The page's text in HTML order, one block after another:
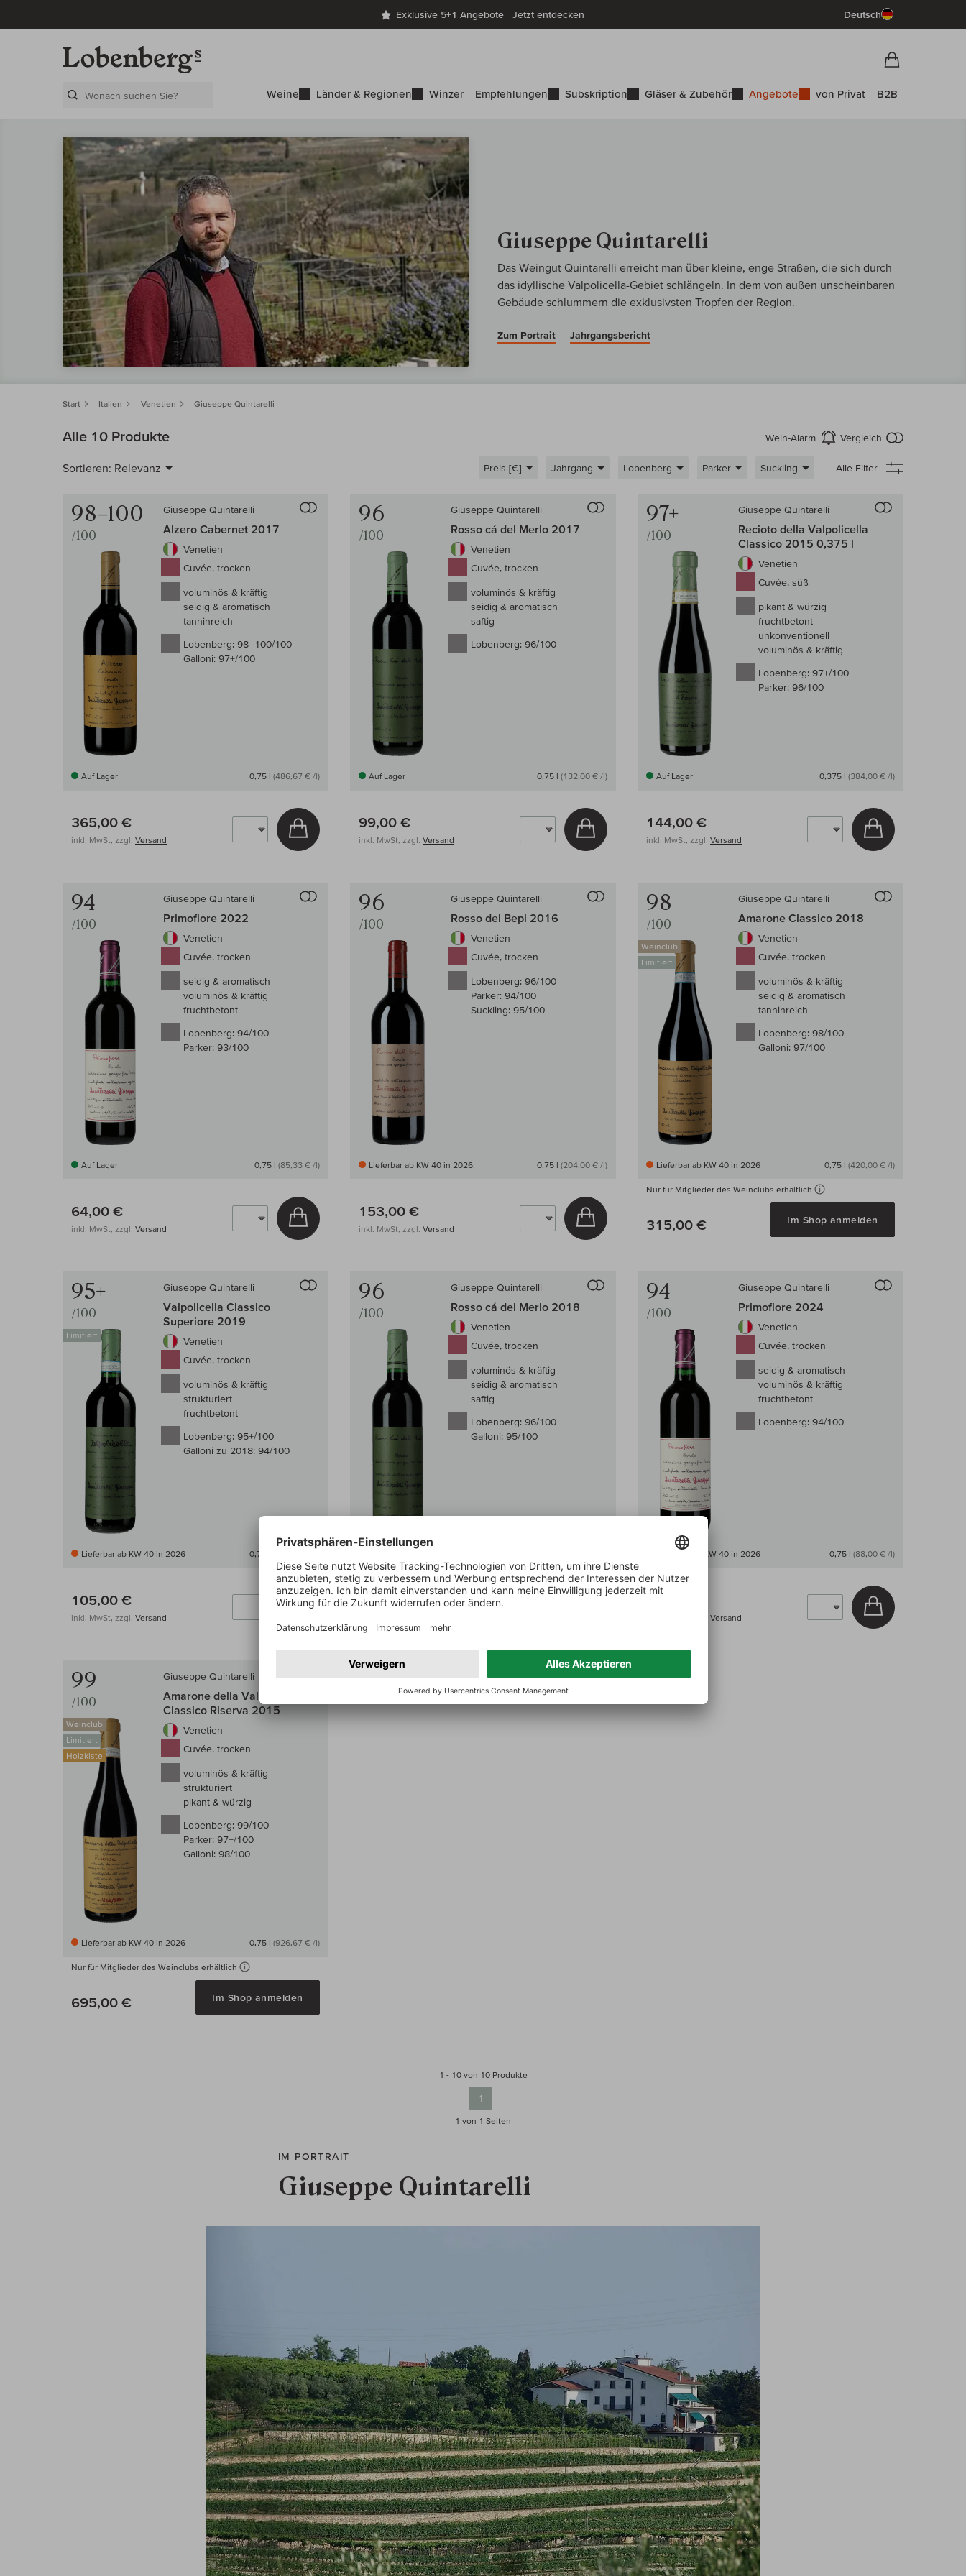
Exklusive 5+1 Angebote Jetzt entdecken Deutsch
Weine Länder & Regionen Winzer Empfehlungen Subskription Gläser & Zubehör Angebote von Privat B2B
Giuseppe Quintarelli
Das Weingut Quintarelli erreicht man über kleine, enge Straßen, die sich durch
das idyllische Valpolicella-Gebiet schlängeln. In dem von außen unscheinbaren
Gebäude schlummern die exklusivsten Tropfen der Region.
Zum Portrait Jahrgangsbericht
Start Italien Venetien Giuseppe Quintarelli
Alle 10 Produkte Wein-Alarm
aktivieren Vergleich
Sortieren: Relevanz Preis [€] Jahrgang Lobenberg Parker Suckling Alle Filter
98–100
/100
Giuseppe Quintarelli
Alzero Cabernet 2017
Venetien
Cuvée, trocken
voluminös & kräftig
seidig & aromatisch
tanninreich
Lobenberg: 98–100/100
Galloni: 97+/100
Auf Lager 0,75 l (486,67 € /l)
365,00 €
inkl. MwSt, zzgl. Versand
In den Warenkorb
96
/100
Giuseppe Quintarelli
Rosso cá del Merlo 2017
Venetien
Cuvée, trocken
voluminös & kräftig
seidig & aromatisch
saftig
Lobenberg: 96/100
Auf Lager 0,75 l (132,00 € /l)
99,00 €
inkl. MwSt, zzgl. Versand
In den Warenkorb
97+
/100
Giuseppe Quintarelli
Recioto della Valpolicella
Classico 2015 0,375 l
Venetien
Cuvée, süß
pikant & würzig
fruchtbetont
unkonventionell
voluminös & kräftig
Lobenberg: 97+/100
Parker: 96/100
Auf Lager 0,375 l (384,00 € /l)
144,00 €
inkl. MwSt, zzgl. Versand
In den
94
/100
Giuseppe Quintarelli
Primofiore 2022
Venetien
Cuvée, trocken
seidig & aromatisch
voluminös & kräftig
fruchtbetont
Lobenberg: 94/100
Parker: 93/100
Auf Lager 0,75 l (85,33 € /l)
64,00 €
inkl. MwSt, zzgl. Versand
In den Warenkorb
96
/100
Giuseppe Quintarelli
Rosso del Bepi 2016
Venetien
Cuvée, trocken
Lobenberg: 96/100
Parker: 94/100
Suckling: 95/100
Lieferbar ab KW 40 in 2026. 0,75 l (204,00 € /l)
153,00 €
inkl. MwSt, zzgl. Versand
In den Warenkorb
98
/100
Weinclub
Limitiert
Giuseppe Quintarelli
Amarone Classico 2018
Venetien
Cuvée, trocken
voluminös & kräftig
seidig & aromatisch
tanninreich
Lobenberg: 98/100
Galloni: 97/100
Lieferbar ab KW 40 in 2026 0,75 l (420,00 € /l)
Nur für Mitglieder des Weinclubs erhältlich
315,00 € Im Shop anmelden
95+
/100
Limitiert
Giuseppe Quintarelli
Valpolicella Classico
Superiore 2019
Venetien
Cuvée, trocken
voluminös & kräftig
strukturiert
fruchtbetont
Lobenberg: 95+/100
Galloni zu 2018: 94/100
Lieferbar ab KW 40 in 2026 0,75 l
105,00 €
inkl. MwSt, zzgl. Versand
In den Warenkorb
96
/100
Giuseppe Quintarelli
Rosso cá del Merlo 2018
Venetien
Cuvée, trocken
voluminös & kräftig
seidig & aromatisch
saftig
Lobenberg: 96/100
Galloni: 95/100
Nur noch9×verfügbar
99,00 € In den Warenkorb
94
/100
Giuseppe Quintarelli
Primofiore 2024
Venetien
Cuvée, trocken
seidig & aromatisch
voluminös & kräftig
fruchtbetont
Lobenberg: 94/100
Lieferbar ab KW 40 in 2026 0,75 l (88,00 € /l)
Versand
In den
99
/100
Weinclub
Limitiert
Holzkiste
Giuseppe Quintarelli
Auf den Wein-Vergleich
Amarone della Valpolicella
Classico Riserva 2015
Venetien
Cuvée, trocken
voluminös & kräftig
strukturiert
pikant & würzig
Lobenberg: 99/100
Parker: 97+/100
Galloni: 98/100
Lieferbar ab KW 40 in 2026 0,75 l (926,67 € /l)
Nur für Mitglieder des Weinclubs erhältlich
695,00 € Im Shop anmelden
1 - 10 von 10 Produkte
1
1 von 1 Seiten
IM PORTRAIT
Giuseppe Quintarelli